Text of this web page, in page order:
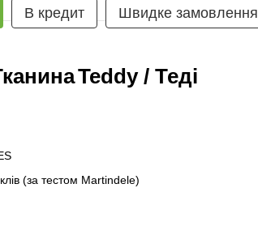
В кредит Швидке замовлення
Teddy / Теді
(за тестом Martindele)